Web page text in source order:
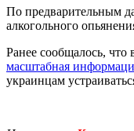
По предварительным
алкогольного
Ранее сообщалось,
масштабная
украинцам